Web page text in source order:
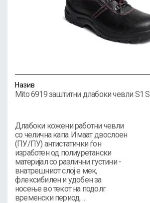
Назив
Mito 6919 заштитни длабоки чевли S1
Длабоки кожени работни чевли
со челична капа. Имаат двослоен
(ПУ/ПУ) антистатички ѓон
изработен од полиуретански
материјал со различни густини -
внатрешниот слој е мек,
флексибилен и удобен за
носење во текот на подолг
временски период,…